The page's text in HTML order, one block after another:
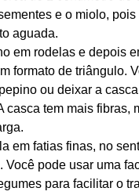
e o miolo,
aguada.
em rodelas e depois
formato de triângulo.
ou deixar a
casca tem mais fibras,
em fatias finas, no
Você pode usar uma
para facilitar o